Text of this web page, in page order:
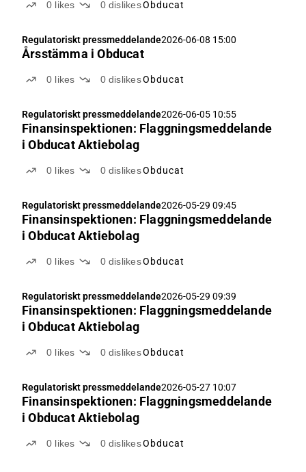
0 likes 0 dislikesObducat
Regulatoriskt pressmeddelande2026-06-08 15:00
Årsstämma i Obducat
0 likes 0 dislikesObducat
Regulatoriskt pressmeddelande2026-06-05 10:55
Finansinspektionen: Flaggningsmeddelande
i Obducat Aktiebolag
0 likes 0 dislikesObducat
Regulatoriskt pressmeddelande2026-05-29 09:45
Finansinspektionen: Flaggningsmeddelande
i Obducat Aktiebolag
0 likes 0 dislikesObducat
Regulatoriskt pressmeddelande2026-05-29 09:39
Finansinspektionen: Flaggningsmeddelande
i Obducat Aktiebolag
0 likes 0 dislikesObducat
Regulatoriskt pressmeddelande2026-05-27 10:07
Finansinspektionen: Flaggningsmeddelande
i Obducat Aktiebolag
0 likes 0 dislikesObducat